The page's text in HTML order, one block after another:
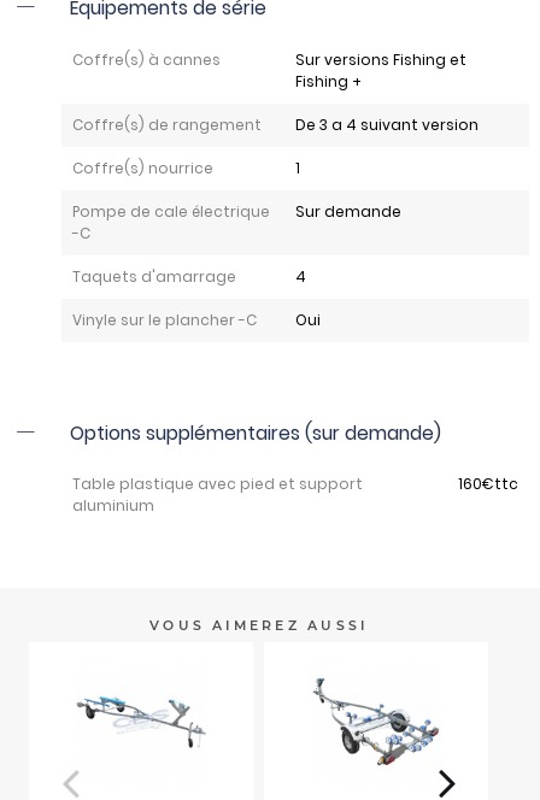
Equipements de série
Coffre(s) à cannes
Sur versions Fishing et
Fishing +
Coffre(s) de rangement De 3 a 4 suivant version
Coffre(s) nourrice 1
Pompe de cale électrique
-C
Sur demande
Taquets d'amarrage 4
Vinyle sur le plancher -C Oui
Options supplémentaires (sur demande)
Table plastique avec pied et support
aluminium
160€ttc
VOUS AIMEREZ AUSSI